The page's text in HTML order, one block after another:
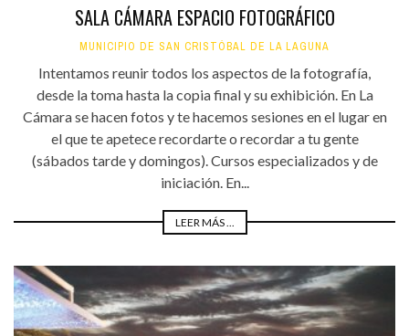
SALA CÁMARA ESPACIO FOTOGRÁFICO
MUNICIPIO DE SAN CRISTÓBAL DE LA LAGUNA
Intentamos reunir todos los aspectos de la fotografía,
desde la toma hasta la copia final y su exhibición. En La
Cámara se hacen fotos y te hacemos sesiones en el lugar en
el que te apetece recordarte o recordar a tu gente
(sábados tarde y domingos). Cursos especializados y de
iniciación. En...
LEER MÁS ...